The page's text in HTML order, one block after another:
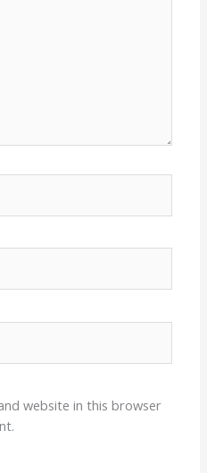
website in this browser